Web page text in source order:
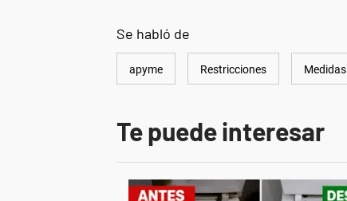
Se habló de
apyme Restricciones Medidas
Te puede interesar